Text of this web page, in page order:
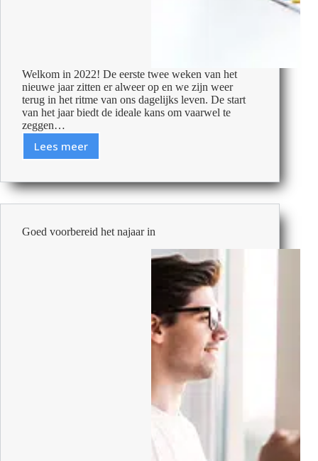
Welkom in 2022! De eerste twee weken van het
nieuwe jaar zitten er alweer op en we zijn weer
terug in het ritme van ons dagelijks leven. De start
van het jaar biedt de ideale kans om vaarwel te
zeggen…
Lees meer
Nieuw
nieuwe
werkplek:
drie
voor
Goed voorbereid het najaar in